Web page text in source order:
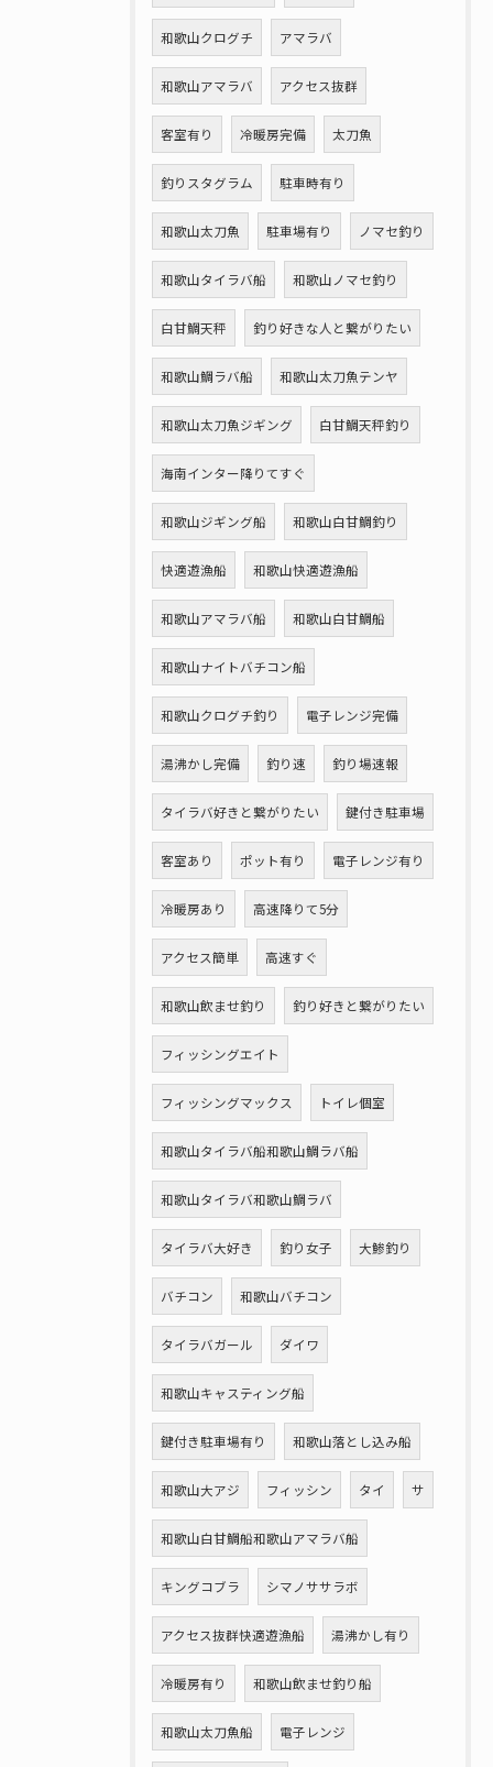
和歌山クログチ アマラバ
和歌山アマラバ アクセス抜群
客室有り 冷暖房完備 太刀魚
釣りスタグラム 駐車時有り
和歌山太刀魚 駐車場有り ノマセ釣り
和歌山タイラバ船 和歌山ノマセ釣り
白甘鯛天秤 釣り好きな人と繋がりたい
和歌山鯛ラバ船 和歌山太刀魚テンヤ
和歌山太刀魚ジギング 白甘鯛天秤釣り
海南インター降りてすぐ
和歌山ジギング船 和歌山白甘鯛釣り
快適遊漁船 和歌山快適遊漁船
和歌山アマラバ船 和歌山白甘鯛船
和歌山ナイトバチコン船
和歌山クログチ釣り 電子レンジ完備
湯沸かし完備 釣り速 釣り場速報
タイラバ好きと繋がりたい 鍵付き駐車場
客室あり ポット有り 電子レンジ有り
冷暖房あり 高速降りて5分
アクセス簡単 高速すぐ
和歌山飲ませ釣り 釣り好きと繋がりたい
フィッシングエイト
フィッシングマックス トイレ個室
和歌山タイラバ船和歌山鯛ラバ船
和歌山タイラバ和歌山鯛ラバ
タイラバ大好き 釣り女子 大鯵釣り
バチコン 和歌山バチコン
タイラバガール ダイワ
和歌山キャスティング船
鍵付き駐車場有り 和歌山落とし込み船
和歌山大アジ フィッシン タイ サ
和歌山白甘鯛船和歌山アマラバ船
キングコブラ シマノササラボ
アクセス抜群快適遊漁船 湯沸かし有り
冷暖房有り 和歌山飲ませ釣り船
和歌山太刀魚船 電子レンジ